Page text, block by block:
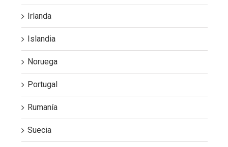
Irlanda
Islandia
Noruega
Portugal
Rumanía
Suecia